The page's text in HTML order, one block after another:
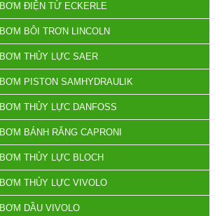
BƠM ĐIỆN TỪ ECKERLE
BƠM BÔI TRƠN LINCOLN
BƠM THỦY LỰC SAER
BƠM PISTON SAMHYDRAULIK
BƠM THỦY LỰC DANFOSS
BƠM BÁNH RĂNG CAPRONI
BƠM THỦY LỰC BLOCH
BƠM THỦY LỰC VIVOLO
BƠM DẦU VIVOLO